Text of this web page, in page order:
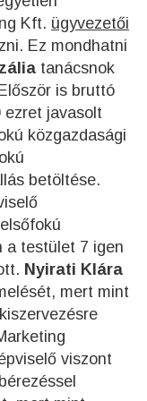
Kft. ügyvezetői
Ez mondhatni
tanácsnok
is bruttó
ezret javasolt
közgazdasági
betöltése.
a testület 7 igen
Nyirati Klára
mert mint
viszont